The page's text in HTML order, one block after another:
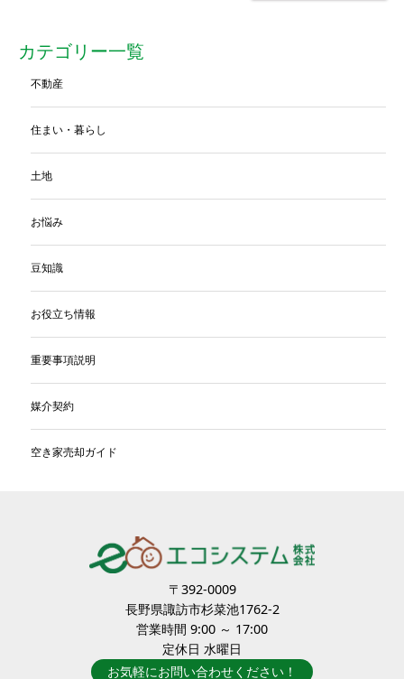
カテゴリー一覧
不動産
住まい・暮らし
土地
お悩み
豆知識
お役立ち情報
重要事項説明
媒介契約
空き家売却ガイド
〒392-0009
長野県諏訪市杉菜池1762-2
営業時間 9:00 ～ 17:00
定休日 水曜日
お気軽にお問い合わせください！